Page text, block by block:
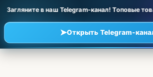
в наш Telegram-канал! Топовые
➤Открыть Telegram-